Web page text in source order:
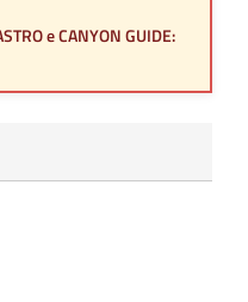
e CANYON GUIDE: